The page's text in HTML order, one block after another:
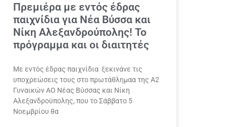
Πρεμιέρα με εντός έδρας
παιχνίδια για Νέα Βύσσα και
Νίκη Αλεξανδρούπολης! Το
πρόγραμμα και οι διαιτητές
Με εντός έδρας παιχνίδια ξεκινάνε τις
υποχρεώσεις τους στο πρωτάθλημαα της Α2
Γυναικών ΑΟ Νέας Βύσσας και Νίκη
Αλεξανδρούπολης, που το Σάββατο 5
Νοεμβρίου θα